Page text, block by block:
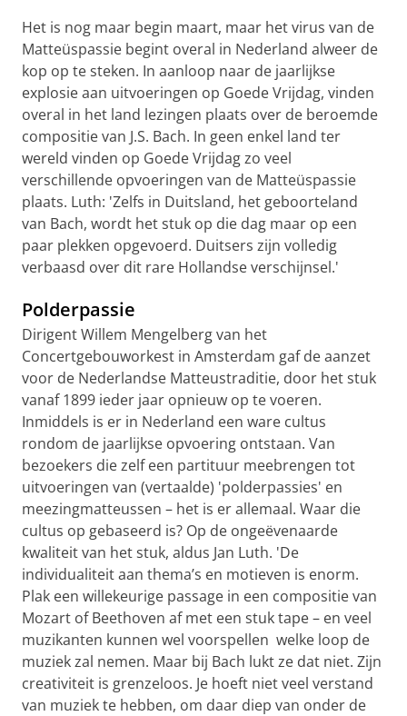
Het is nog maar begin maart, maar het virus van de
Matteüspassie begint overal in Nederland alweer de
kop op te steken. In aanloop naar de jaarlijkse
explosie aan uitvoeringen op Goede Vrijdag, vinden
overal in het land lezingen plaats over de beroemde
compositie van J.S. Bach. In geen enkel land ter
wereld vinden op Goede Vrijdag zo veel
verschillende opvoeringen van de Matteüspassie
plaats. Luth: 'Zelfs in Duitsland, het geboorteland
van Bach, wordt het stuk op die dag maar op een
paar plekken opgevoerd. Duitsers zijn volledig
verbaasd over dit rare Hollandse verschijnsel.'
Polderpassie
Dirigent Willem Mengelberg van het
Concertgebouworkest in Amsterdam gaf de aanzet
voor de Nederlandse Matteustraditie, door het stuk
vanaf 1899 ieder jaar opnieuw op te voeren.
Inmiddels is er in Nederland een ware cultus
rondom de jaarlijkse opvoering ontstaan. Van
bezoekers die zelf een partituur meebrengen tot
uitvoeringen van (vertaalde) 'polderpassies' en
meezingmatteussen – het is er allemaal. Waar die
cultus op gebaseerd is? Op de ongeëvenaarde
kwaliteit van het stuk, aldus Jan Luth. 'De
individualiteit aan thema’s en motieven is enorm.
Plak een willekeurige passage in een compositie van
Mozart of Beethoven af met een stuk tape – en veel
muzikanten kunnen wel voorspellen welke loop de
muziek zal nemen. Maar bij Bach lukt ze dat niet. Zijn
creativiteit is grenzeloos. Je hoeft niet veel verstand
van muziek te hebben, om daar diep van onder de